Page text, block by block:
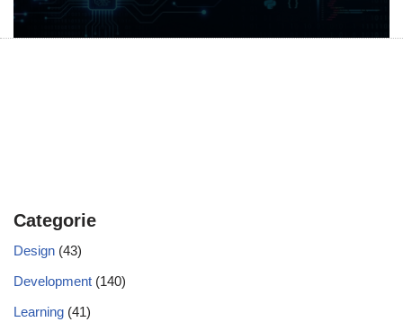
Categorie
Design (43)
Development (140)
Learning (41)